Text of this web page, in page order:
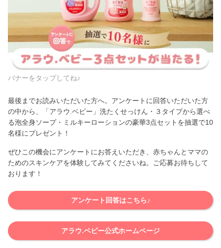
バナーをタップしてね♪
最後までお読みいただいた方へ。アンケートに回答いただいた方
の中から、「アラウ.ベビー」洗たくせっけん・３タイプから選べ
る泡全身ソープ・ミルキーローションの豪華3点セットを抽選で10
名様にプレゼント！
ぜひこの機会にアンケートにお答えいただき、赤ちゃんとママの
ためのスキンケアを体験してみてくださいね。ご応募お待ちして
おります！
アンケート回答はこちら♪
アラウ.ベビー公式ホームページ